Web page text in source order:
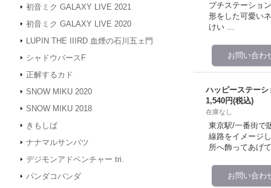
初音ミク GALAXY LIVE 2021
初音ミク GALAXY LIVE 2020
LUPIN THE IIIRD 血煙の石川五ェ門
シャドウバースF
正解するカド
SNOW MIKU 2020
SNOW MIKU 2018
きもしば
ナナマルサンバツ
デジモンアドベンチャー tri.
パンダコパンダ
プチステーショ
形をした可愛い
けい …
ハッピーステー
1,540円(税込)
在庫なし
東京駅/一番街で
線路をイメージ
所へ飾ってあげ